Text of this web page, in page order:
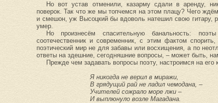
Но вот устав отменили, казарму сдали в аренду,
поверок. Так что же мы топчемся на этом плацу? Чего
и смешон, уж Высоцкий бы вдоволь натешил свою гитару,
умер.
Но произнесём спасительную банальность:
соотечественник и современник, с этим фактом
поэтический мир не для забавы или восхищения, а по
ответы на здешние, сегодняшние вопросы, – может быть,
Прежде чем задавать вопросы поэту, настроимся на его
Я никогда не верил в миражи,
В грядущий рай не ладил чемодана, –
Учителей сожрало море лжи –
И выплюнуло возле Магадана.